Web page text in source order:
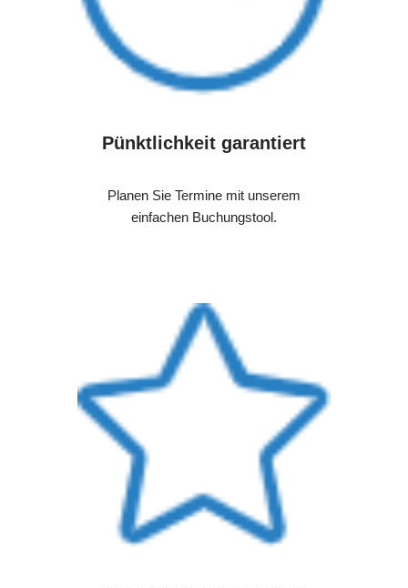
Pünktlichkeit garantiert
Planen Sie Termine mit unserem
einfachen Buchungstool.